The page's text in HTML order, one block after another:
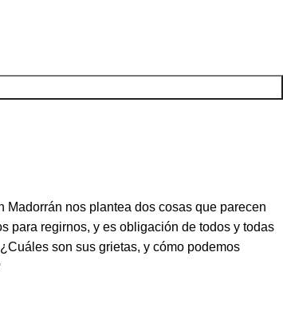
nos plantea dos cosas que parecen
para regirnos, y es obligación de todos y todas
son sus grietas, y cómo podemos